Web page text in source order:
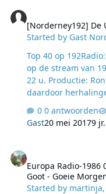
[Norderney192] De
Started by Gast
Top 40 op 192Radio: Tipparade op 192Radio:
op de stream van
22 u. Productie: Ronny Harnie.
daardoor
gaat het om de
Jawel, de dag van
0 antwoorden
Gast20 mei 20179 jr.
Europa Radio-1986
Goot - Goeie
Started by martinja,